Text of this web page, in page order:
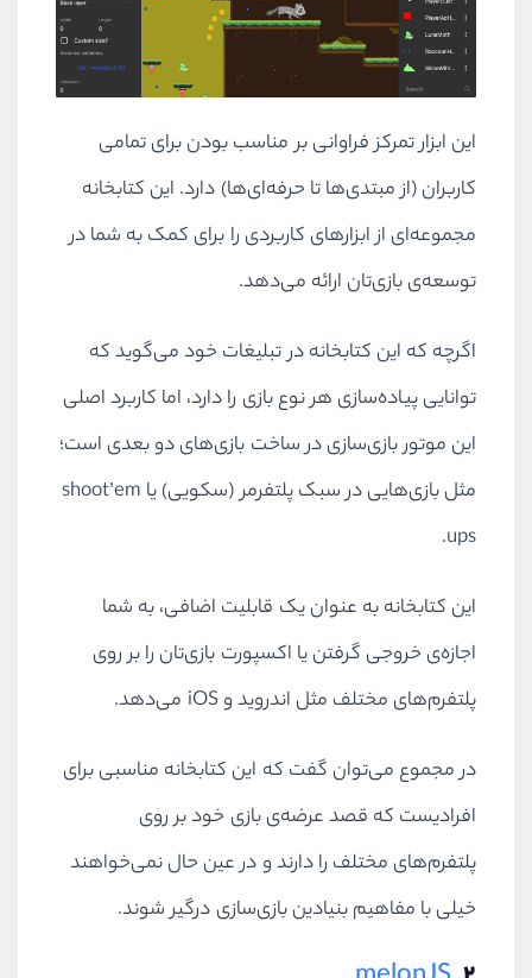
این ابزار تمرکز فراوانی بر مناسب بودن برای تمامی
کاربران (از مبتدی‌ها تا حرفه‌ای‌ها) دارد. این کتابخانه
مجموعه‌ای از ابزارهای کاربردی را برای کمک به شما در
توسعه‌ی بازی‌تان ارائه می‌دهد.
اگرچه که این کتابخانه در تبلیغات خود می‌گوید که
توانایی پیاده‌سازی هر نوع بازی را دارد، اما کاربرد اصلی
این موتور بازی‌سازی در ساخت بازی‌های دو بعدی است؛
مثل بازی‌هایی در سبک‌ پلتفرمر (سکویی) یا shoot’em
ups.
این کتابخانه به عنوان یک قابلیت اضافی،‌ به شما
اجازه‌ی خروجی گرفتن یا اکسپورت بازی‌تان را بر روی
پلتفرم‌های مختلف مثل اندروید و iOS می‌دهد.
در مجموع می‌توان گفت که این کتابخانه مناسبی برای
افرادیست که قصد عرضه‌ی بازی خود بر روی
پلتفرم‌های مختلف را دارند و در عین حال نمی‌خواهند
خیلی با مفاهیم بنیادین باز‌ی‌سازی درگیر شوند.